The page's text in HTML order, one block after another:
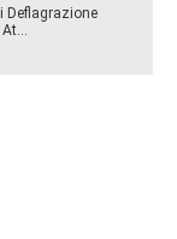
Deflagrazione